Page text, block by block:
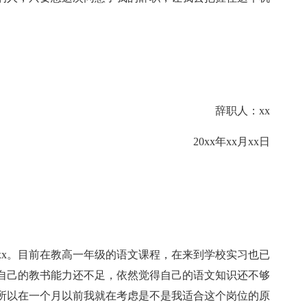
辞职人：xx
20xx年xx月xx日
目前在教高一年级的语文课程，在来到学校实习也已
的教书能力还不足，依然觉得自己的语文知识还不够
在一个月以前我就在考虑是不是我适合这个岗位的原